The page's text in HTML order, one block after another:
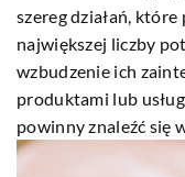
szereg działań,
największej liczby
wzbudzenie ich
produktami lub
powinny znaleźć się